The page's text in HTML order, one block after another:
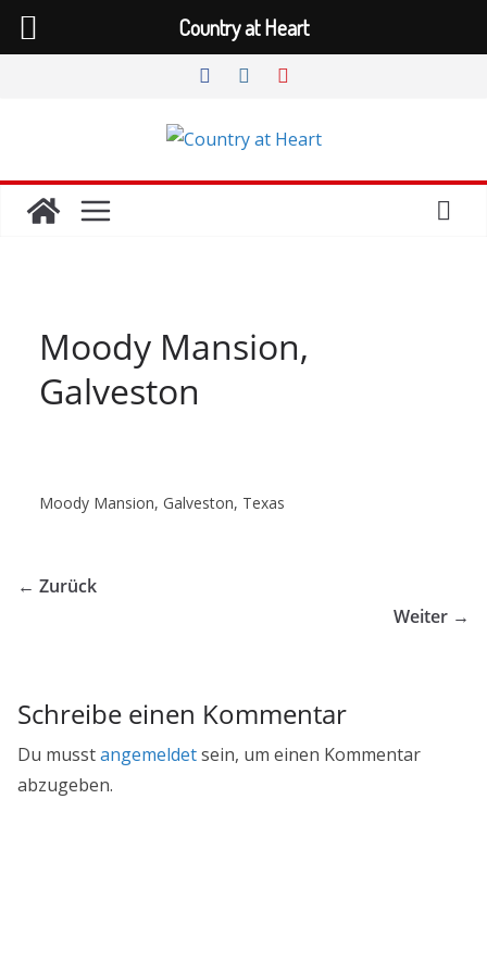
Moody Mansion,
Galveston
Moody Mansion, Galveston, Texas
← Zurück
Weiter →
Schreibe einen Kommentar
Du musstangemeldetsein, um einen Kommentar
abzugeben.
Country at Heart